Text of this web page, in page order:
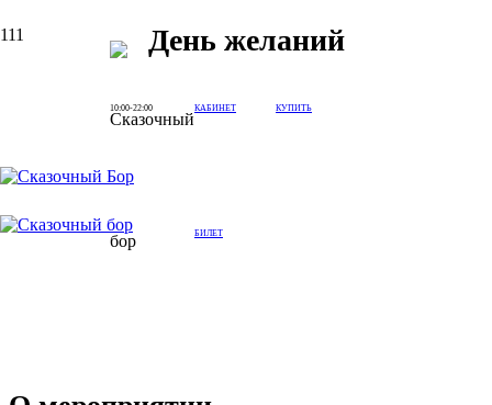
10:00-22:00 КАБИНЕТ КУПИТЬ
БИЛЕТ
День желаний